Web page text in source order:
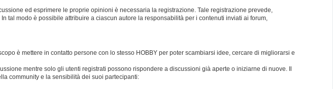
ed esprimere le proprie opinioni è necessaria la registrazione. Tale registrazione prevede,
tal modo è possibile attribuire a ciascun autore la responsabilità per i contenuti inviati ai forum,
è mettere in contatto persone con lo stesso HOBBY per poter scambiarsi idee, cercare di migliorarsi e
mentre solo gli utenti registrati possono rispondere a discussioni già aperte o iniziarne di nuove. Il
community e la sensibilità dei suoi partecipanti: